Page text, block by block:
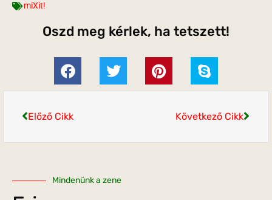
miXit!
Oszd meg kérlek, ha tetszett!
Előző Cikk Következő Cikk
Mindenünk a zene